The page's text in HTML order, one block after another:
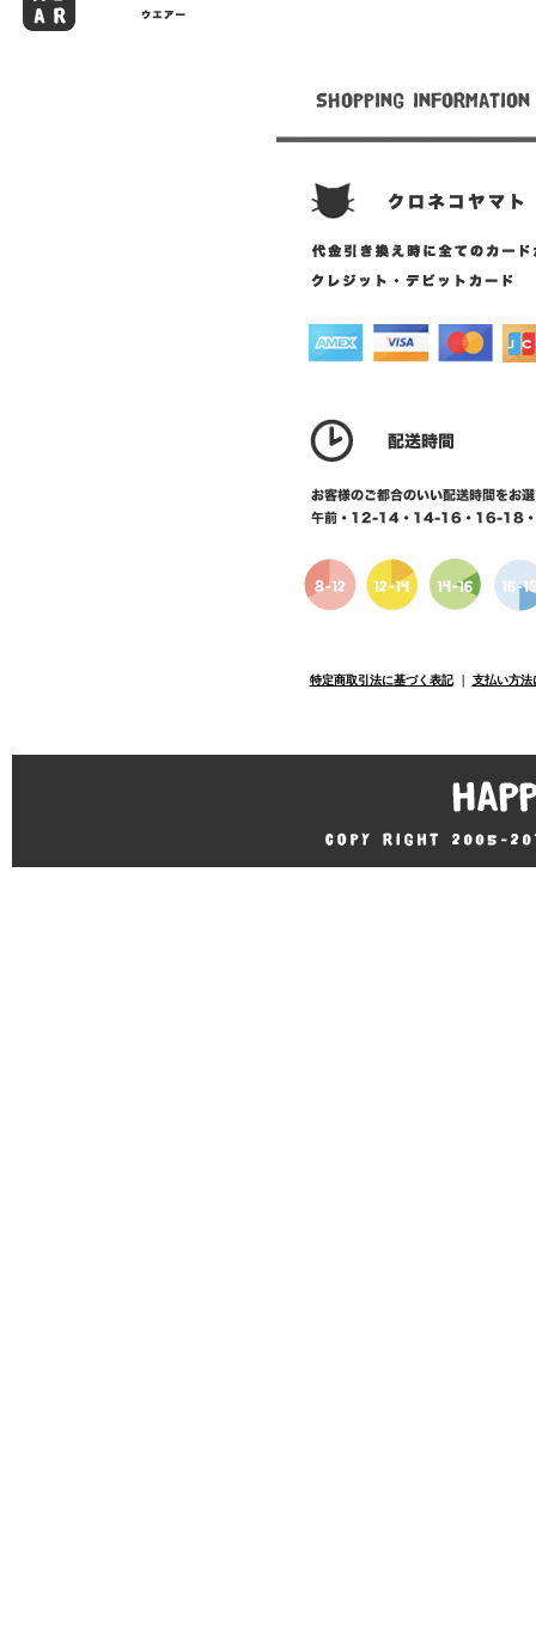
特定商取引法に基づく表記｜ 支払い方法